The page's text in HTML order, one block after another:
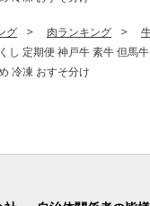
グ 肉ランキング
し 定期便 神戸牛 素牛 但馬
冷凍 おすそ分け